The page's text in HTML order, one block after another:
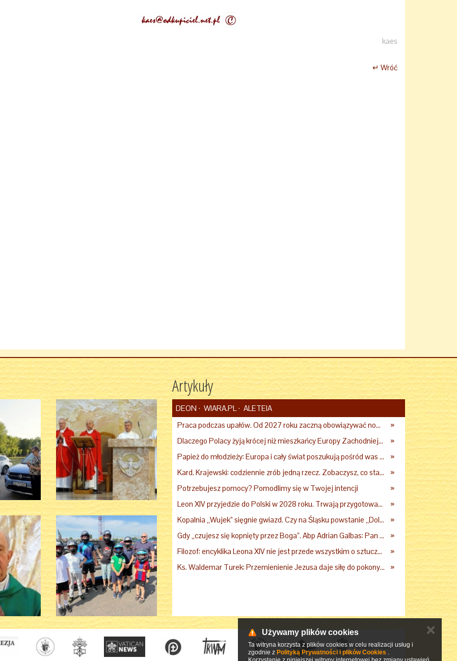
kaes
↵ Wróć
Artykuły
DEON WIARA.PL
ALETEIA
»
Praca podczas upałów. Od 2027 roku zaczną obowiązywać nowe przepisy
»
Dlaczego Polacy żyją krócej niż mieszkańcy Europy Zachodniej? Ekspertka wskazuje główne przyczyny
»
Papież do młodzieży: Europa i cały świat poszukują pośród was nowych świętych
»
Kard. Krajewski: codziennie zrób jedną rzecz. Zobaczysz, co stanie się z twoim życiem
»
Potrzebujesz pomocy? Pomodlimy się w Twojej intencji
»
Leon XIV przyjedzie do Polski w 2028 roku. Trwają przygotowania do papieskiej pielgrzymki
»
Kopalnia „Wujek” sięgnie gwiazd. Czy na Śląsku powstanie „Dolina Krzemowa”?
»
Gdy „czujesz się kopnięty przez Boga”. Abp Adrian Galbas: Pan Bóg nie zabierze szpili
»
Filozof: encyklika Leona XIV nie jest przede wszystkim o sztucznej inteligencji
»
Ks. Waldemar Turek: Przemienienie Jezusa daje siłę do pokonywania przeciwności
Używamy plików cookies
Ta witryna korzysta z plików cookies w celu realizacji usług i
zgodnie z Polityką Prywatności i plików Cookies .
✕